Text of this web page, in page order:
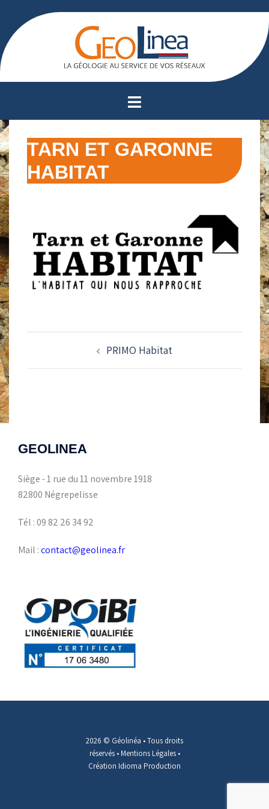
contenu
Ouvrir/fermer
TARN ET GARONNE
HABITAT
D’ARTICLE
PRIMO Habitat
GEOLINEA
Siège - 1 rue du 11 novembre 1918
82800 Négrepelisse
Tél : 09 82 26 34 92
Mail :contact@geolinea.fr
2026 © Géolinéa • Tous droits
réservés • Mentions Légales•
Création Idioma Production